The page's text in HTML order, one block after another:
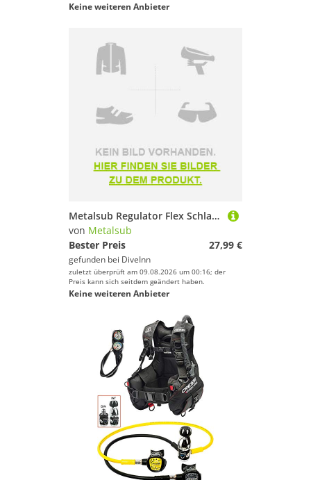
Keine weiteren Anbieter
Metalsub Regulator Flex Schlauch
von Metalsub
Bester Preis
27,99 €
gefunden bei DiveInn
zuletzt überprüft am 09.08.2026 um 00:16; der
Preis kann sich seitdem geändert haben.
Keine weiteren Anbieter